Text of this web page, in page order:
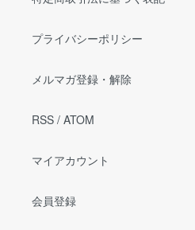
プライバシーポリシー
メルマガ登録・解除
RSS / ATOM
マイアカウント
会員登録